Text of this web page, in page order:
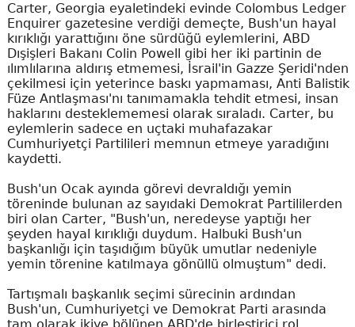
Carter, Georgia eyaletindeki evinde Colombus Ledger
Enquirer gazetesine verdiği demeçte, Bush'un hayal
kırıklığı yarattığını öne sürdüğü eylemlerini, ABD
Dışişleri Bakanı Colin Powell gibi her iki partinin de
ılımlılarına aldırış etmemesi, İsrail'in Gazze Şeridi'nden
çekilmesi için yeterince baskı yapmaması, Anti Balistik
Füze Antlaşması'nı tanımamakla tehdit etmesi, insan
haklarını desteklememesi olarak sıraladı. Carter, bu
eylemlerin sadece en uçtaki muhafazakar
Cumhuriyetçi Partilileri memnun etmeye yaradığını
kaydetti.
Bush'un Ocak ayında görevi devraldığı yemin
töreninde bulunan az sayıdaki Demokrat Partililerden
biri olan Carter, "Bush'un, neredeyse yaptığı her
şeyden hayal kırıklığı duydum. Halbuki Bush'un
başkanlığı için taşıdığım büyük umutlar nedeniyle
yemin törenine katılmaya gönüllü olmuştum" dedi.
Tartışmalı başkanlık seçimi sürecinin ardından
Bush'un, Cumhuriyetçi ve Demokrat Parti arasında